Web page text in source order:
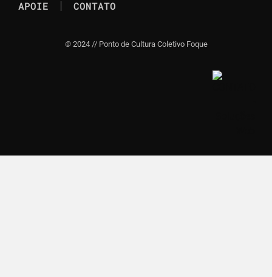
APOIE CONTATO
© 2024 // Ponto de Cultura Coletivo Foque